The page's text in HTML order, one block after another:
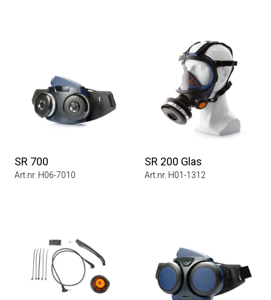
SR 700
Art.nr. H06-7010
SR 200 Glas
Art.nr. H01-1312